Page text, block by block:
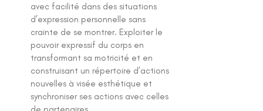
avec facilité dans des situations
d’expression personnelle sans
crainte de se montrer. Exploiter le
pouvoir expressif du corps en
transformant sa motricité et en
construisant un répertoire d’actions
nouvelles à visée esthétique et
synchroniser ses actions avec celles